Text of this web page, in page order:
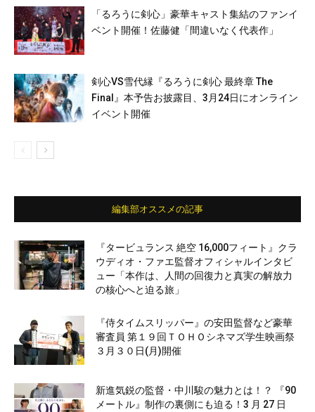
「るろうに剣心」豪華キャスト集結のファンイ
ベント開催！佐藤健「間違いなく代表作」
剣心VS雪代縁『るろうに剣心 最終章 The
Final』本予告お披露目、3月24日にオンライン
イベント開催
編集部オススメの記事
『タービュランス 絶空 16,000フィート』クラ
ウディオ・ファエ監督オフィシャルインタビ
ュー「本作は、人間の回復力と真実の解放力
の核心へと迫る旅」
『侍タイムスリッパー』の安田監督など豪華
審査員 第１９回ＴＯＨＯシネマズ学生映画祭
３月３０日(月)開催
新進気鋭の監督・中川駿の魅力とは！？ 『90
メートル』制作の裏側にも迫る！3 月 27 日